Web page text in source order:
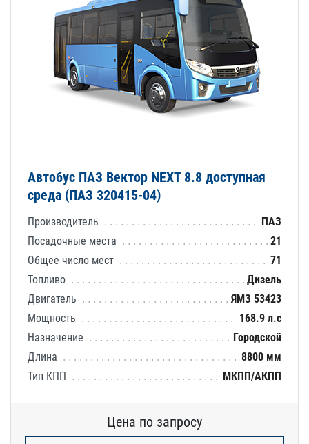
Автобус ПАЗ Вектор NEXT 8.8 доступная
среда (ПАЗ 320415-04)
Производитель
ПАЗ
Посадочные места
21
Общее число мест
71
Топливо
Дизель
Двигатель
ЯМЗ 53423
Мощность
168.9 л.с
Назначение
Городской
Длина
8800 мм
Тип КПП
МКПП/АКПП
Цена по запросу